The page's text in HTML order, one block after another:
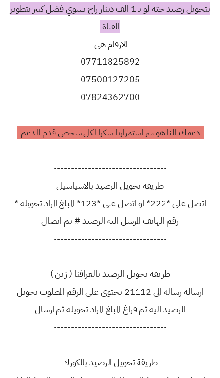
بتحويل رصيد حته لو بـ 1 الف دينار راح تسوي فضل كبير بتطوير
القناة
الارقام هي
07711825892
07500127205
07824362700
دعمك النا هو سر استمرارنا شكرا لكل شخص قدم الدعم
---------------------------------
طريقة تحويل الرصيد بالاسياسيل
اتصل على *222* او اتصل على *123* المبلغ المراد تحويله *
رقم الهاتف المرسل اليه الرصيد # ثم اتصال
---------------------------------
طريقة تحويل الرصيد بالعراقنا ( زين )
ارسالة رسالة الى 21112 تحتوي على الرقم المطلوب تحويل
الرصيد اليه ثم فراغ المبلغ المراد تحويله ثم ارسال
---------------------------------
طريقة تحويل الرصيد بالكورك